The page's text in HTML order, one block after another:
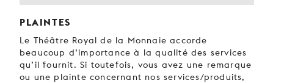
PLAINTES
Le Théâtre Royal de la Monnaie accorde
beaucoup d’importance à la qualité des services
qu’il fournit. Si toutefois, vous avez une remarque
ou une plainte concernant nos services/produits,